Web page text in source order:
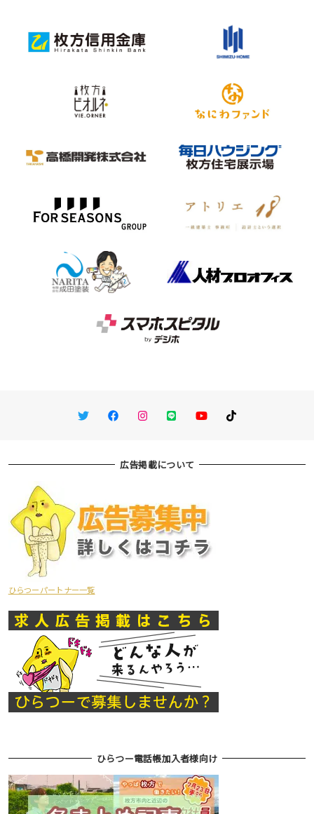
TwitterFacebookInstagram
LINE You TubeTikTok
広告掲載について
ひらつーパートナー一覧
ひらつー電話帳加入者様向け